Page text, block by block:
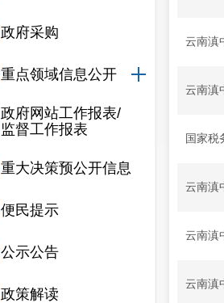
政府采购
重点领域信息公开
政府网站工作报表/
监督工作报表
重大决策预公开信息
便民提示
公示公告
政策解读
云南滇
云南滇
国家税
云南滇
云南滇
云南滇